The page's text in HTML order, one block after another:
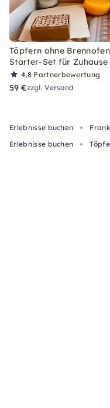
Töpfern ohne
Starter-Set für Zuhause
4,8 Partnerbewertung
59 €zzgl. Versand
Erlebnisse buchen
Erlebnisse buchen